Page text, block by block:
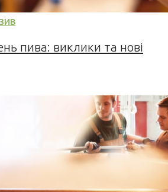
пива: виклики та нові